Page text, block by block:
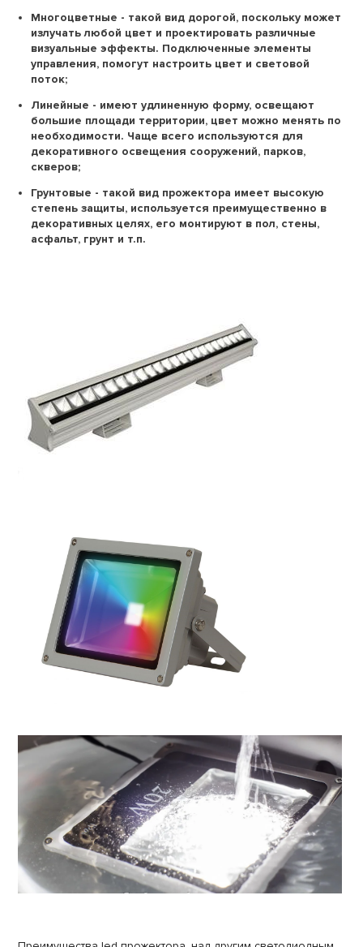
Многоцветные - такой вид дорогой, поскольку может
излучать любой цвет и проектировать различные
визуальные эффекты. Подключенные элементы
управления, помогут настроить цвет и световой
поток;
Линейные - имеют удлиненную форму, освещают
большие площади территории, цвет можно менять по
необходимости. Чаще всего используются для
декоративного освещения сооружений, парков,
скверов;
Грунтовые - такой вид прожектора имеет высокую
степень защиты, используется преимущественно в
декоративных целях, его монтируют в пол, стены,
асфальт, грунт и т.п.